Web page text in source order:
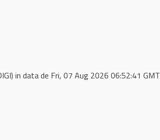
in data de Fri, 07 Aug 2026 06:52:41 GMT